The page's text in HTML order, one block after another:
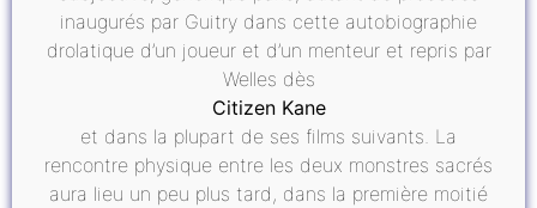
inaugurés par Guitry dans cette autobiographie
drolatique d’un joueur et d’un menteur et repris par
Welles dès
Citizen Kane
et dans la plupart de ses films suivants. La
rencontre physique entre les deux monstres sacrés
aura lieu un peu plus tard, dans la première moitié